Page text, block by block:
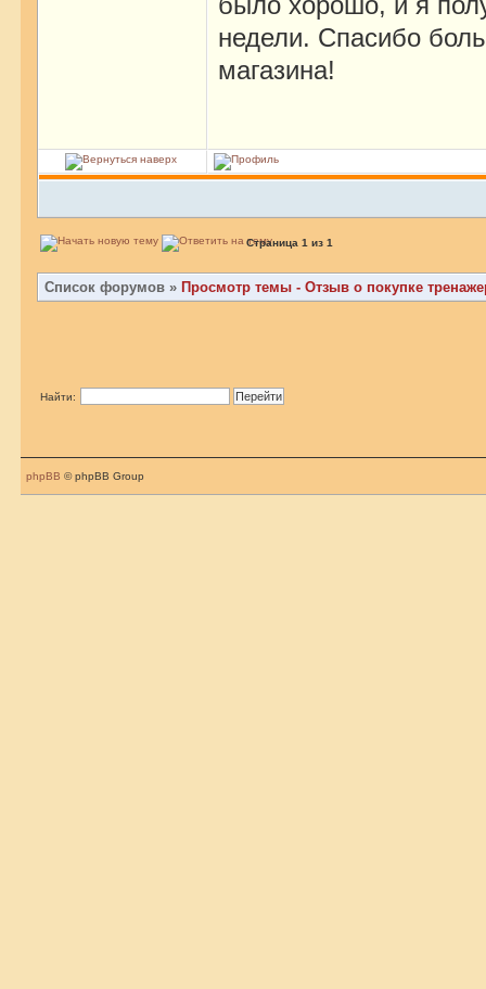
недели. Спасибо
магазина!
Страница 1 из 1
Список форумов » Просмотр темы - Отзыв о покупке
Найти:
phpBB © phpBB Group